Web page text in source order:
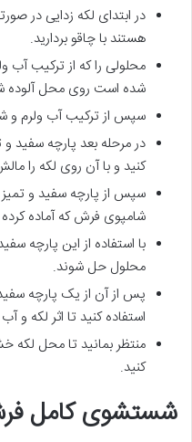
در ابتدای لکه زدایی در
هستند با چاقو بردارید.
محلولی را که از ترکیب آب
شده است روی محل آلوده
سپس از ترکیب آب ولرم و
در مرحله بعد پارچه سفید و
کنید و با آن روی لکه را
سپس از پارچه سفید و
شامپوی فرش که آماده کرده
با استفاده از این پارچه
محلول حل شوند.
پس از آن از یک پارچه
استفاده کنید تا اثر لکه و
منتظر بمانید تا محل
کنید.
شستشوی کامل